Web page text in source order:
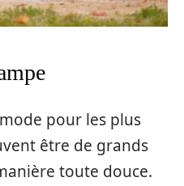
pour les plus
être de grands
toute douce.